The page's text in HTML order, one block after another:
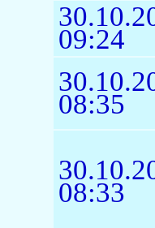
09:24
08:35
08:33